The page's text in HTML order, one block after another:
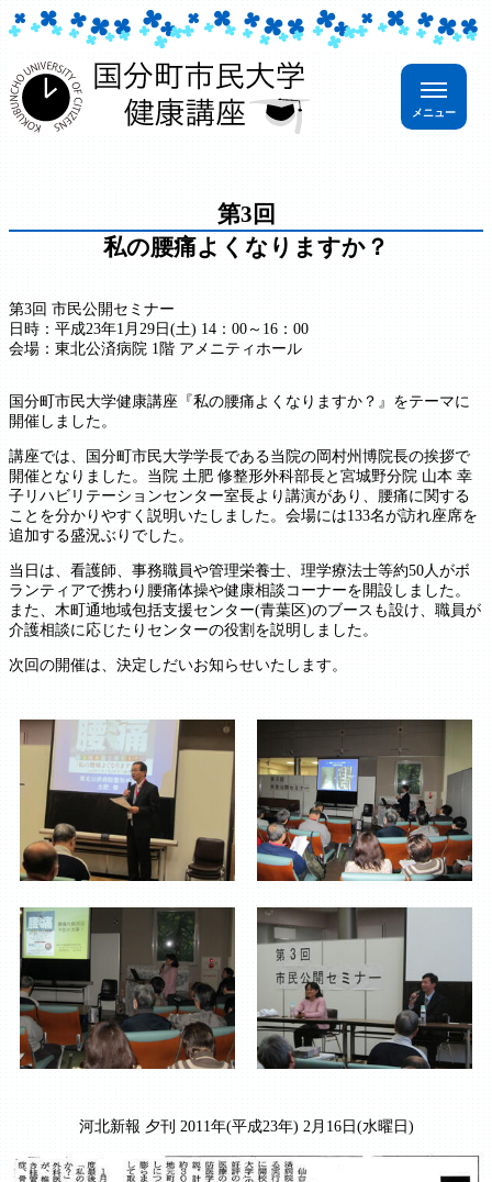
第3回
私の腰痛よくなりますか？
第3回 市民公開セミナー
日時：平成23年1月29日(土) 14：00～16：00
会場：東北公済病院 1階 アメニティホール
国分町市民大学健康講座『私の腰痛よくなりますか？』をテーマに
開催しました。
講座では、国分町市民大学学長である当院の岡村州博院長の挨拶で
開催となりました。当院 土肥 修整形外科部長と宮城野分院 山本 幸
子リハビリテーションセンター室長より講演があり、腰痛に関する
ことを分かりやすく説明いたしました。会場には133名が訪れ座席を
追加する盛況ぶりでした。
当日は、看護師、事務職員や管理栄養士、理学療法士等約50人がボ
ランティアで携わり腰痛体操や健康相談コーナーを開設しました。
また、木町通地域包括支援センター(青葉区)のブースも設け、職員が
介護相談に応じたりセンターの役割を説明しました。
次回の開催は、決定しだいお知らせいたします。
河北新報 夕刊 2011年(平成23年) 2月16日(水曜日)